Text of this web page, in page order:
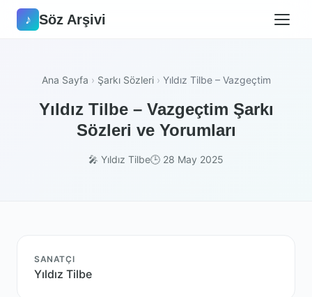
♪ Söz Arşivi
Ana Sayfa › Şarkı Sözleri › Yıldız Tilbe – Vazgeçtim
Yıldız Tilbe – Vazgeçtim Şarkı
Sözleri ve Yorumları
🎤 Yıldız Tilbe🕒 28 May 2025
SANATÇI
Yıldız Tilbe